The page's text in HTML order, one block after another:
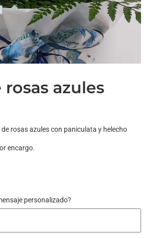
rosas azules
rosas azules con paniculata y helecho
encargo.
personalizado?